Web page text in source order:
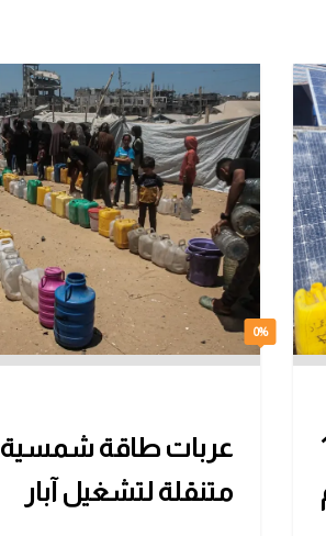
0%
عربات طاقة شمسية
متنقلة لتشغيل آبار